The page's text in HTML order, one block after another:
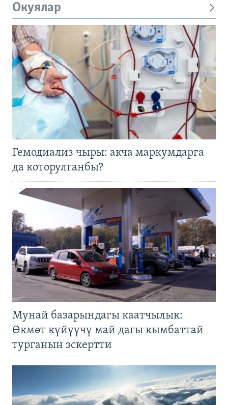
Окуялар
Гемодиализ чыры: акча маркумдарга
да которулганбы?
Мунай базарындагы каатчылык:
Өкмөт күйүүчү май дагы кымбаттай
турганын эскертти